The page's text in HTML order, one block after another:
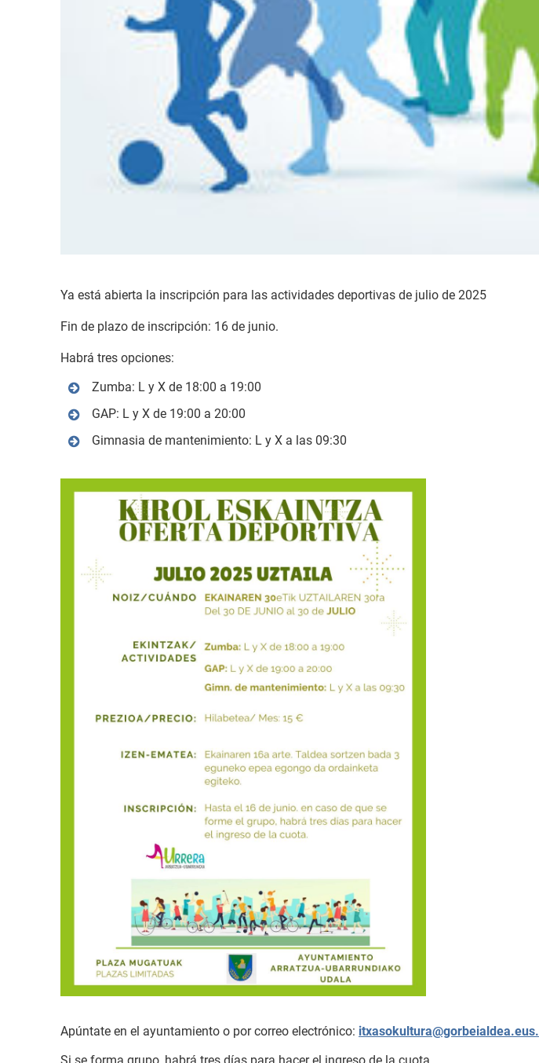
Ya está abierta la inscripción para las actividades deportivas de julio de 2025
Fin de plazo de inscripción: 16 de junio.
Habrá tres opciones:
Zumba: L y X de 18:00 a 19:00
GAP: L y X de 19:00 a 20:00
Gimnasia de mantenimiento: L y X a las 09:30
Apúntate en el ayuntamiento o por correo electrónico: itxasokultura@gorbeialdea.eus.
Si se forma grupo, habrá tres días para hacer el ingreso de la cuota